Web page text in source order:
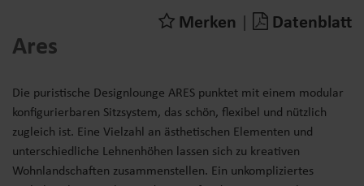
Merken | Datenblatt
Ares
Die puristische Designlounge ARES punktet mit einem modular
konfigurierbaren Sitzsystem, das schön, flexibel und nützlich
zugleich ist. Eine Vielzahl an ästhetischen Elementen und
unterschiedliche Lehnenhöhen lassen sich zu kreativen
Wohnlandschaften zusammenstellen. Ein unkompliziertes